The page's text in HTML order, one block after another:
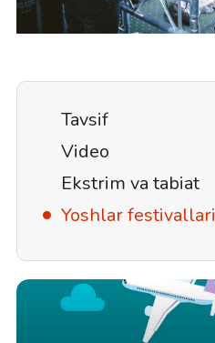
Tavsif
Video
Ekstrim va tabiat
Yoshlar festivallari